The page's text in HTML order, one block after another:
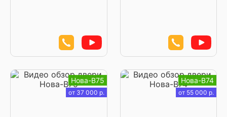
Нова-В75
от 37 000 р.
Нова-В74
от 55 000 р.